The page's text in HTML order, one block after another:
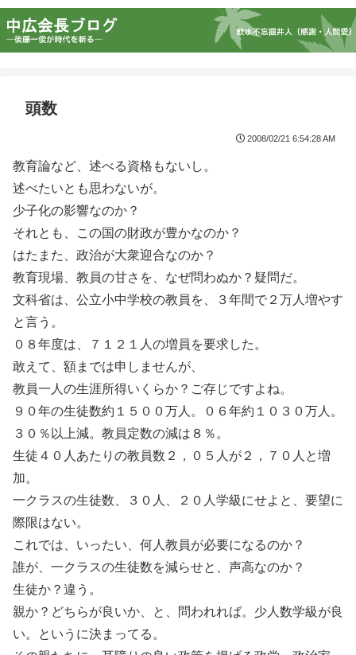
頭数
2008/02/21 6:54:28 AM
教育論など、述べる資格もないし。
述べたいとも思わないが。
少子化の影響なのか？
それとも、この国の財政が豊かなのか？
はたまた、政治が大衆迎合なのか？
教育現場、教員の甘さを、なぜ問わぬか？疑問だ。
文科省は、公立小中学校の教員を、３年間で２万人増やす
と言う。
０８年度は、７１２１人の増員を要求した。
敢えて、額までは申しませんが、
教員一人の生涯所得いくらか？ご存じですよね。
９０年の生徒数約１５００万人。０６年約１０３０万人。
３０％以上減。教員定数の減は８％。
生徒４０人あたりの教員数２，０５人が２，７０人と増
加。
一クラスの生徒数、３０人、２０人学級にせよと、要望に
際限はない。
これでは、いったい、何人教員が必要になるのか？
誰が、一クラスの生徒数を減らせと、声高なのか？
生徒か？違う。
親か？どちらが良いか、と、問われれば。少人数学級が良
い。というに決まってる。